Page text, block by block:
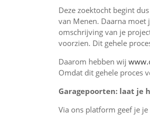
Deze zoektocht begint
van Menen. Daarna moet
omschrijving van je
voorzien. Dit gehele
Daarom hebben wij
Omdat dit gehele proces
Garagepoorten: laat je
Via ons platform geef je